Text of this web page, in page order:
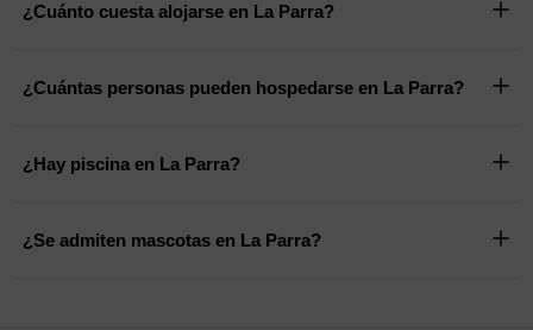
¿Cuánto cuesta alojarse en La Parra?
¿Cuántas personas pueden hospedarse en La Parra?
¿Hay piscina en La Parra?
¿Se admiten mascotas en La Parra?